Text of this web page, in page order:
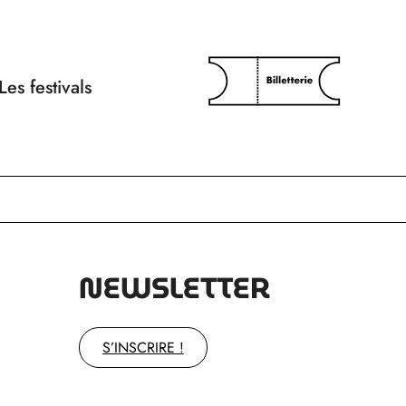
festivals
NEWSLETTER
S’INSCRIRE !